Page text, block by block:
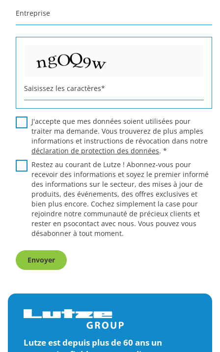
Entreprise
Saisissez les caractères*
J'accepte que mes données soient utilisées pour
traiter ma demande. Vous trouverez de plus amples
informations et instructions de révocation dans notre
déclaration de protection des données. *
Restez au courant de Lutze ! Abonnez-vous pour
recevoir des informations et soyez le premier informé
des informations sur le secteur, des mises à jour de
produits, des événements, des offres exclusives et
bien plus encore. Cochez simplement la case pour
rejoindre notre communauté de précieux clients et
rester en psocontact avec nous. Vous pouvez vous
désabonner à tout moment.
Envoyer
Lutze est depuis plus de 60 ans un